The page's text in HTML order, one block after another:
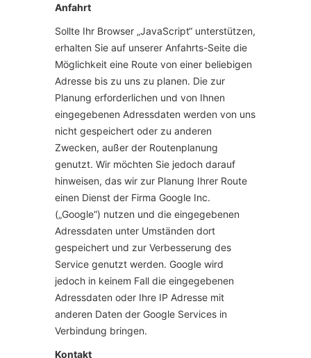
Anfahrt
Sollte Ihr Browser „JavaScript“ unterstützen,
erhalten Sie auf unserer Anfahrts-Seite die
Möglichkeit eine Route von einer beliebigen
Adresse bis zu uns zu planen. Die zur
Planung erforderlichen und von Ihnen
eingegebenen Adressdaten werden von uns
nicht gespeichert oder zu anderen
Zwecken, außer der Routenplanung
genutzt. Wir möchten Sie jedoch darauf
hinweisen, das wir zur Planung Ihrer Route
einen Dienst der Firma Google Inc.
(„Google“) nutzen und die eingegebenen
Adressdaten unter Umständen dort
gespeichert und zur Verbesserung des
Service genutzt werden. Google wird
jedoch in keinem Fall die eingegebenen
Adressdaten oder Ihre IP Adresse mit
anderen Daten der Google Services in
Verbindung bringen.
Kontakt